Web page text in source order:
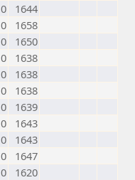
0
1644
0
1658
0
1650
0
1638
0
1638
0
1638
0
1639
0
1643
0
1643
0
1647
0
1620